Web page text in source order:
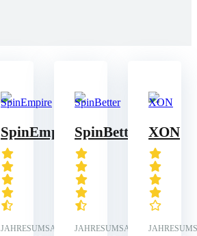
SpinEmpire
JAHRESUMSATZ:
SpinBetter
JAHRESUMSATZ:
XON